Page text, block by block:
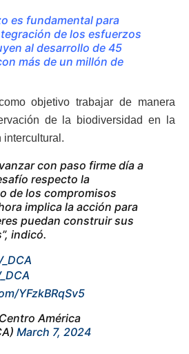
es fundamental para
de los esfuerzos
al desarrollo de 45
más de un millón de
objetivo trabajar de manera
de la biodiversidad en la
intercultural.
con paso firme día a
respecto la
de los compromisos
implica la acción para
puedan construir sus
indicó.
YFzkBRqSv5
América
March 7, 2024